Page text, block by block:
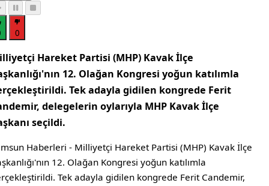
0
Hareket Partisi (MHP) Kavak İlçe
12. Olağan Kongresi yoğun katılımla
Tek adayla gidilen kongrede Ferit
delegelerin oylarıyla MHP Kavak İlçe
seçildi.
Haberleri - Milliyetçi Hareket Partisi (MHP) Kavak İlçe
12. Olağan Kongresi yoğun katılımla
Tek adayla gidilen kongrede Ferit Candemir,